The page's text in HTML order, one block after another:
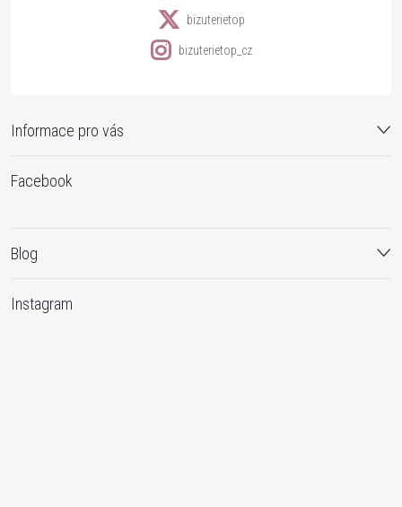
Informace pro vás
bizuterietop
bizuterietop_cz
Facebook
Blog
Instagram